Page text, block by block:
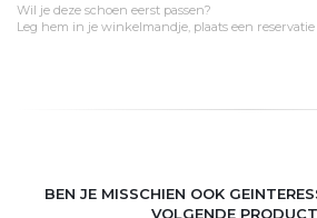
Wil je deze schoen eerst passen?
Leg hem in je winkelmandje, plaats een
BEN JE MISSCHIEN OOK
VOLGENDE